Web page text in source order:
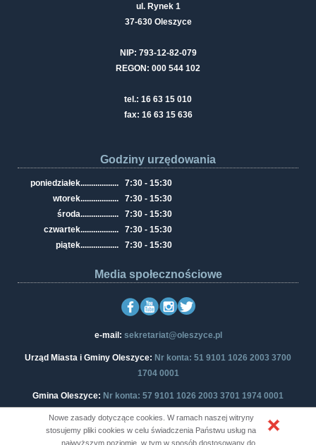
ul. Rynek 1
37-630 Oleszyce
NIP: 793-12-82-079
REGON: 000 544 102
tel.: 16 63 15 010
fax: 16 63 15 636
Godziny urzędowania
poniedziałek..................
7:30 - 15:30
wtorek..................
7:30 - 15:30
środa..................
7:30 - 15:30
czwartek..................
7:30 - 15:30
piątek.................. 7:30 - 15:30
Media społecznościowe
e-mail: sekretariat@oleszyce.pl
Urząd Miasta i Gminy Oleszyce: Nr konta: 51 9101 1026 2003 3700
1704 0001
Gmina Oleszyce: Nr konta: 57 9101 1026 2003 3701 1974 0001
Nowe zasady dotyczące cookies. W ramach naszej witryny
stosujemy pliki cookies w celu świadczenia Państwu usług na
najwyższym poziomie, w tym w sposób dostosowany do